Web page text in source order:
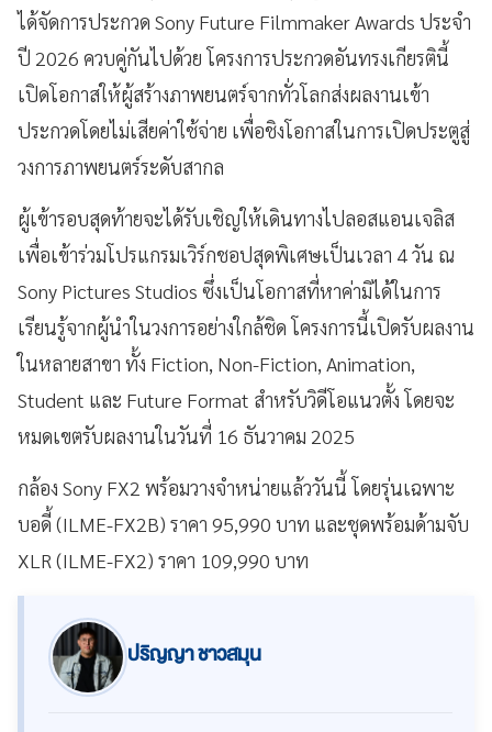
ได้จัดการประกวด Sony Future Filmmaker Awards ประจำ
ปี 2026 ควบคู่กันไปด้วย โครงการประกวดอันทรงเกียรตินี้
เปิดโอกาสให้ผู้สร้างภาพยนตร์จากทั่วโลกส่งผลงานเข้า
ประกวดโดยไม่เสียค่าใช้จ่าย เพื่อชิงโอกาสในการเปิดประตูสู่
วงการภาพยนตร์ระดับสากล
ผู้เข้ารอบสุดท้ายจะได้รับเชิญให้เดินทางไปลอสแอนเจลิส
เพื่อเข้าร่วมโปรแกรมเวิร์กชอปสุดพิเศษเป็นเวลา 4 วัน ณ
Sony Pictures Studios ซึ่งเป็นโอกาสที่หาค่ามิได้ในการ
เรียนรู้จากผู้นำในวงการอย่างใกล้ชิด โครงการนี้เปิดรับผลงาน
ในหลายสาขา ทั้ง Fiction, Non-Fiction, Animation,
Student และ Future Format สำหรับวิดีโอแนวตั้ง โดยจะ
หมดเขตรับผลงานในวันที่ 16 ธันวาคม 2025
กล้อง Sony FX2 พร้อมวางจำหน่ายแล้ววันนี้ โดยรุ่นเฉพาะ
บอดี้ (ILME-FX2B) ราคา 95,990 บาท และชุดพร้อมด้ามจับ
XLR (ILME-FX2) ราคา 109,990 บาท
ปริญญา ชาวสมุน